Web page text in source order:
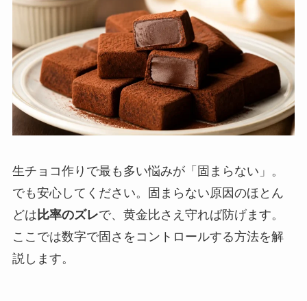
生チョコ作りで最も多い悩みが「固まらない」。
でも安心してください。固まらない原因のほとん
どは 比率のズレで、黄金比さえ守れば防げます。
ここでは数字で固さをコントロールする方法を解
説します。